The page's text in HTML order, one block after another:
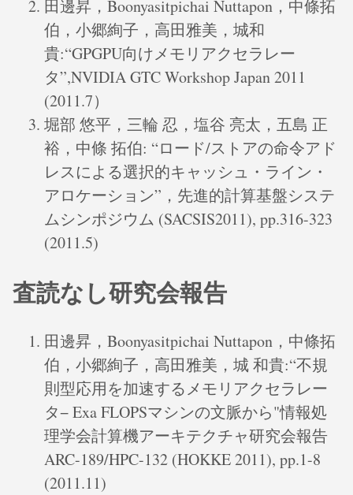
田邊昇，Boonyasitpichai Nuttapon，中條拓
伯，小郷絢子，高田雅美，城和
貴:“GPGPU向けメモリアクセラレー
タ”,NVIDIA GTC Workshop Japan 2011
(2011.7）
堀部 悠平，三輪 忍，塩谷 亮太，五島 正
裕，中條 拓伯: “ロード/ストアの命令アド
レスによる選択的キャッシュ・ライン・
アロケーション”，先進的計算基盤システ
ムシンポジウム (SACSIS2011), pp.316-323
(2011.5)
査読なし研究会報告
田邊昇，Boonyasitpichai Nuttapon，中條拓
伯，小郷絢子，高田雅美，城 和貴:“不規
則型応用を加速するメモリアクセラレー
タ− Exa FLOPSマシンの文脈から"情報処
理学会計算機アーキテクチャ研究会報告
ARC-189/HPC-132 (HOKKE 2011), pp.1-8
(2011.11)